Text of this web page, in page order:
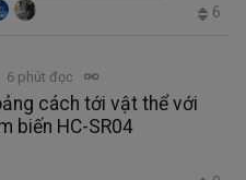
6
6 phút đọc
cách tới vật thể với
biến HC-SR04